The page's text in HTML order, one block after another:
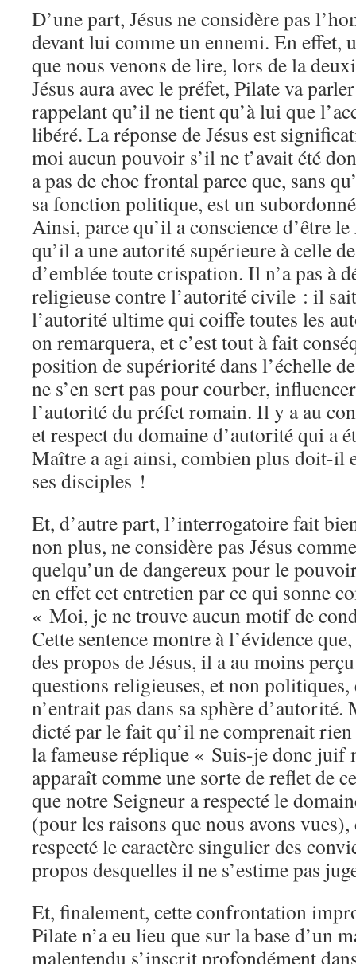
D’une part, Jésus ne considère pas
devant lui comme un ennemi. En effet,
que nous venons de lire, lors de la
Jésus aura avec le préfet, Pilate va
rappelant qu’il ne tient qu’à lui que
libéré. La réponse de Jésus est
moi aucun pouvoir s’il ne t’avait été
a pas de choc frontal parce que, sans
sa fonction politique, est un
Ainsi, parce qu’il a conscience d’être
qu’il a une autorité supérieure à celle
d’emblée toute crispation. Il n’a pas à
religieuse contre l’autorité civile : il
l’autorité ultime qui coiffe toutes les
on remarquera, et c’est tout à fait
position de supériorité dans l’échelle
ne s’en sert pas pour courber,
l’autorité du préfet romain. Il y a au
et respect du domaine d’autorité qui a
Maître a agi ainsi, combien plus doit-il
ses disciples !
Et, d’autre part, l’interrogatoire fait
non plus, ne considère pas Jésus
quelqu’un de dangereux pour le
en effet cet entretien par ce qui sonne
« Moi, je ne trouve aucun motif de
Cette sentence montre à l’évidence
des propos de Jésus, il a au moins
questions religieuses, et non politiques,
n’entrait pas dans sa sphère
dicté par le fait qu’il ne comprenait
la fameuse réplique « Suis-je donc juif
apparaît comme une sorte de reflet de
que notre Seigneur a respecté le
(pour les raisons que nous avons vues),
respecté le caractère singulier des
propos desquelles il ne s’estime pas
Et, finalement, cette confrontation
Pilate n’a eu lieu que sur la base d’un
malentendu s’inscrit profondément